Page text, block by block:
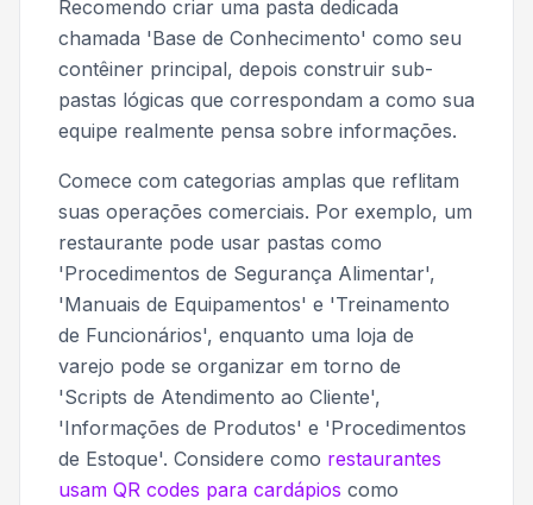
Recomendo criar uma pasta dedicada
chamada 'Base de Conhecimento' como seu
contêiner principal, depois construir sub-
pastas lógicas que correspondam a como sua
equipe realmente pensa sobre informações.
Comece com categorias amplas que reflitam
suas operações comerciais. Por exemplo, um
restaurante pode usar pastas como
'Procedimentos de Segurança Alimentar',
'Manuais de Equipamentos' e 'Treinamento
de Funcionários', enquanto uma loja de
varejo pode se organizar em torno de
'Scripts de Atendimento ao Cliente',
'Informações de Produtos' e 'Procedimentos
de Estoque'. Considere como restaurantes
usam QR codes para cardápios como